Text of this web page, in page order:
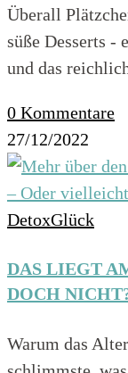
Überall
süße Desserts -
und das
0 Kommentare
27/12/2022
DetoxGlück
DAS LIEGT
DOCH
Warum das